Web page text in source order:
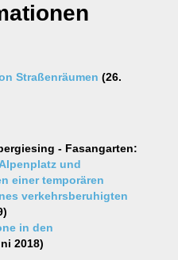
Straßenräumen (26.
- Fasangarten:
und
einer temporären
verkehrsberuhigten
in den
2018)